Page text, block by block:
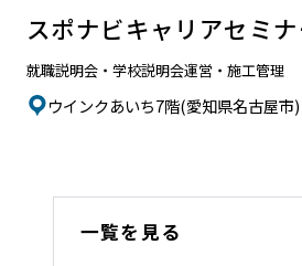
スポナビキャリアセミ
就職説明会・学校説明会運営・施工管理
ウインクあいち7階(愛知県名古屋市)
一覧を見る